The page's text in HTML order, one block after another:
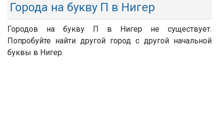
Города на букву П в Нигер
Городов на букву П в Нигер не существует.
Попробуйте найти другой город с другой начальной
буквы в Нигер.